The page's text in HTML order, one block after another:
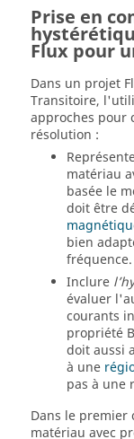
Prise en
Flux pour
Dans un projet
Transitoire,
approches pour
résolution :
matériau
basée le
doit être
bien
fréquence.
Inclure
évaluer
courants
propriété
doit aussi
à une
pas à une
Dans le premier
matériau avec